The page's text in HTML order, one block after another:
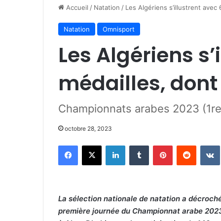
Accueil / Natation / Les Algériens s’illustrent
Natation Omnisport
Les Algériens
médailles,
Championnats arabes 2023
octobre 28, 2023
Facebook
X LinkedinTumblr PinterestReddit
La sélection nationale de natation a
première journée du Championnat arabe